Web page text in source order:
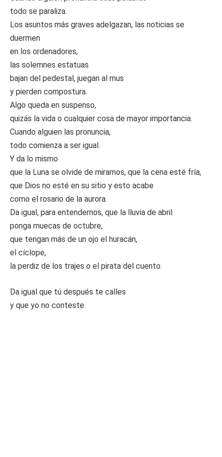
todo se paraliza.
Los asuntos más graves adelgazan, las noticias se
duermen
en los ordenadores,
las solemnes estatuas
bajan del pedestal, juegan al mus
y pierden compostura.
Algo queda en suspenso,
quizás la vida o cualquier cosa de mayor importancia.
Cuando alguien las pronuncia,
todo comienza a ser igual.
Y da lo mismo
que la Luna se olvide de mirarnos, que la cena esté fría,
que Dios no esté en su sitio y esto acabe
como el rosario de la aurora.
Da igual, para entendernos, que la lluvia de abril
ponga muecas de octubre,
que tengan más de un ojo el huracán,
el cíclope,
la perdiz de los trajes o el pirata del cuento.
Da igual que tú después te calles
y que yo no conteste.